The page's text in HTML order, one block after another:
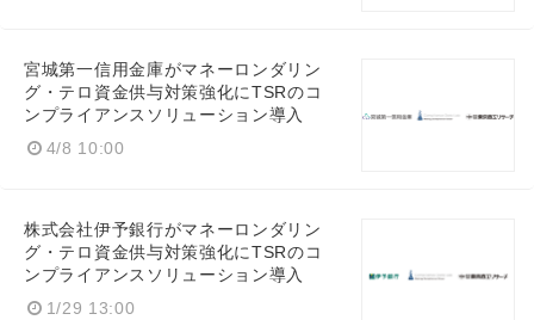
宮城第一信用金庫がマネーロンダリン
グ・テロ資金供与対策強化にTSRのコ
ンプライアンスソリューション導入
4/8 10:00
株式会社伊予銀行がマネーロンダリン
グ・テロ資金供与対策強化にTSRのコ
ンプライアンスソリューション導入
1/29 13:00